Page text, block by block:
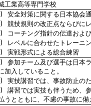
工業高等専門学校
安全対策に関する日本協会
競技規則の改正点ならびに
コーチング指針の伝達およ
レベルに合わせたトレーニ
実戦形式による総合練習
参加チーム及び選手は日本
加入していること。
実技講習では、事故防止の
講習では実技も伴うため、
うとともに、不慮の事故に